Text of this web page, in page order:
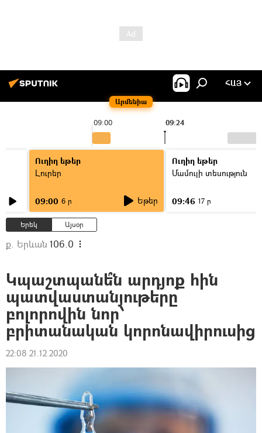
Արմենիա
ՀԱՅ
09:00 09:24
Ուղիղ եթեր
Լուրեր
09:00 6 ր Եթեր
Ուղիղ եթեր
Մամուլի տեսություն
09:46 17 ր
Երեկ Այսօր
ք. Երևան 106.0
Կպաշտպանե՞ն արդյոք հին
պատվաստանյութերը
բոլորովին նոր՝
բրիտանական կորոնավիրուսից
22:08 21.12.2020